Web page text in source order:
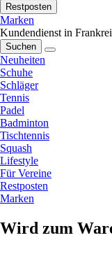
Restposten
Marken
Kundendienst in
Suchen
Neuheiten
Schuhe
Schläger
Tennis
Padel
Badminton
Tischtennis
Squash
Lifestyle
Für Vereine
Restposten
Marken
Wird zum